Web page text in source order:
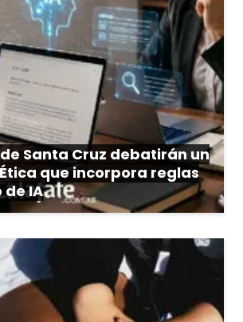
Santa Cruz debatirán un
que incorpora reglas
de IA